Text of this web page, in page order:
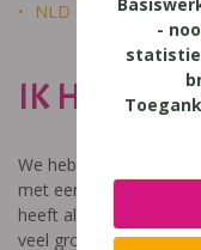
NLD
IK HEET
We hebben een video
met een leerstoornis.
heeft als doel aan te
veel groter is dan
-